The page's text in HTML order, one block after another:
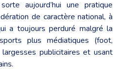
aujourd’hui une pratique
de caractère national, à
a toujours perduré malgré la
plus médiatiques (foot,
publicitaires et usant